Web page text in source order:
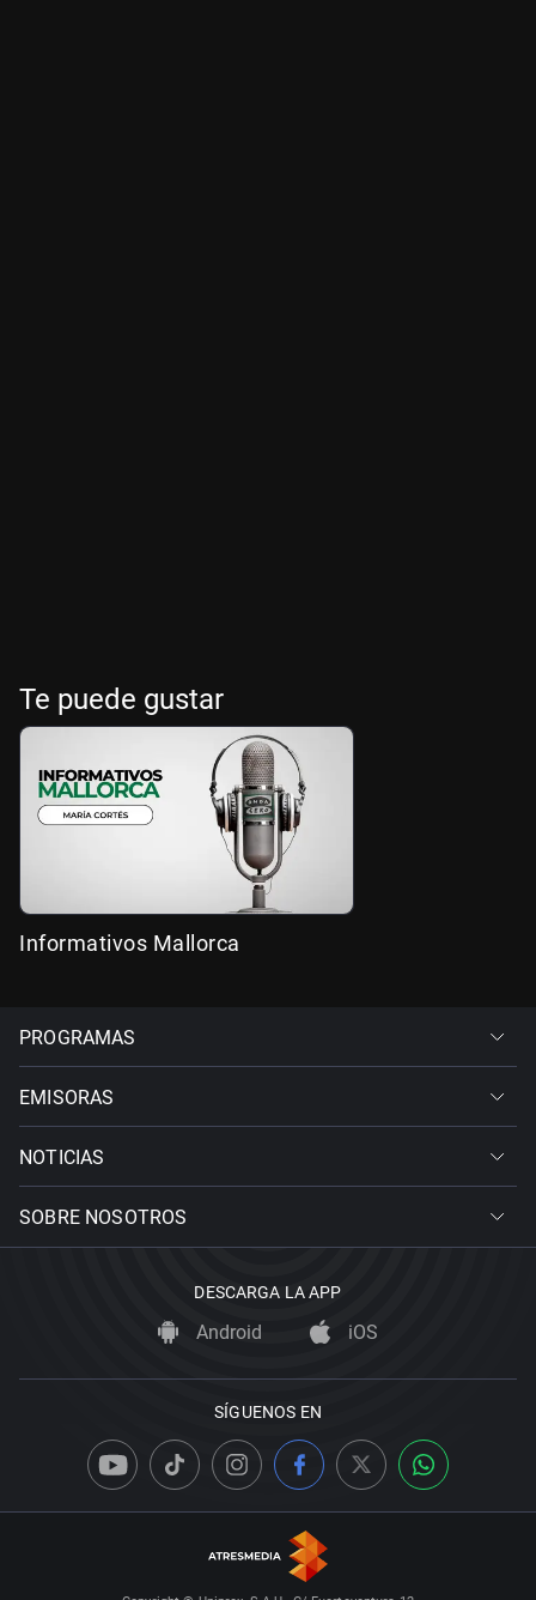
Te puede gustar
Informativos Mallorca
PROGRAMAS
EMISORAS
NOTICIAS
SOBRE NOSOTROS
DESCARGA LA APP
Android iOS
SÍGUENOS EN